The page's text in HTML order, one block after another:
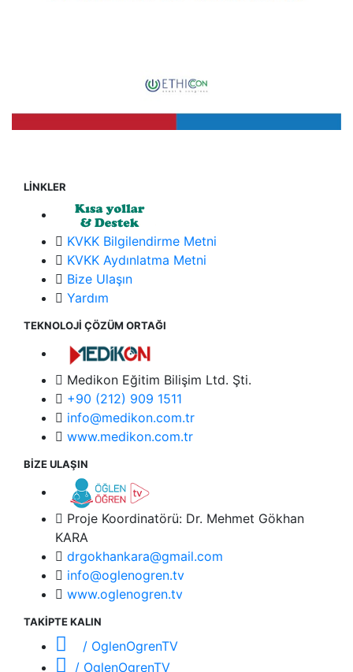
LİNKLER
KVKK Bilgilendirme Metni
KVKK Aydınlatma Metni
Bize Ulaşın
Yardım
TEKNOLOJİ ÇÖZÜM ORTAĞI
Medikon Eğitim Bilişim Ltd. Şti.
+90 (212) 909 1511
info@medikon.com.tr
www.medikon.com.tr
BİZE ULAŞIN
Proje Koordinatörü: Dr. Mehmet Gökhan
KARA
drgokhankara@gmail.com
info@oglenogren.tv
www.oglenogren.tv
TAKİPTE KALIN
/ OglenOgrenTV
/ OglenOgrenTV